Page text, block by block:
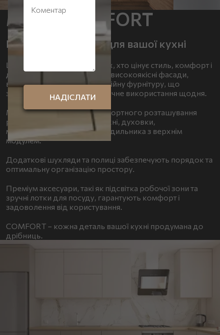
Меблі COMFORT
Найкраще рішення для вашої кухні
Цей пакет створений для тих, хто цінує стиль, комфорт і
довговічність. Він пропонує високоякісні фасади,
вологостійкі стільниці та надійну фурнітуру, що
забезпечує тривале та безпечне використання щодня.
Модулі продумані для комфортного розташування
раковини, варильної поверхні, духовки,
мікрохвильової печі та холодильника з верхнім
модулем.
Додаткові шухляди та полиці забезпечують порядок та
оптимальну організацію простору.
Преміум аксесуари, такі як підсвітка робочої зони та
зручні лотки для посуду, гарантують комфорт і
задоволення від користування.
COMFORT – кожна деталь вашої кухні продумана до
дрібниць.